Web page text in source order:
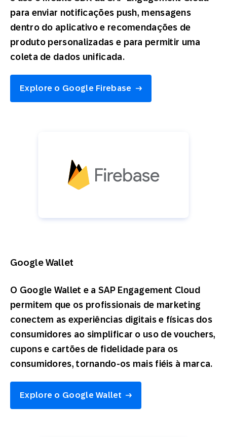
para enviar notificações push, mensagens
dentro do aplicativo e recomendações de
produto personalizadas e para permitir uma
coleta de dados unificada.
Explore o Google Firebase
Google Wallet
O Google Wallet e a SAP Engagement Cloud
permitem que os profissionais de marketing
conectem as experiências digitais e físicas dos
consumidores ao simplificar o uso de vouchers,
cupons e cartões de fidelidade para os
consumidores, tornando-os mais fiéis à marca.
Explore o Google Wallet